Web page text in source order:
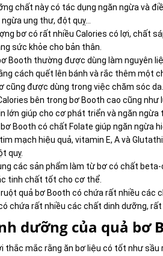
chất này có tác dụng ngăn ngừa và
ung thư, đột quỵ…
bơ có rất nhiều Calories có lợi, chất
sức khỏe cho bản thân.
Booth thường được dùng làm nguyên
cách quết lên bánh và rắc thêm một
cũng được dùng trong việc chăm sóc da.
bên trong bơ Booth cao cũng
lớn giúp cho cơ phát triển và ngăn ngừa
Booth có chất Folate giúp ngăn ngừa
mạch hiệu quả, vitamin E, A và
quỵ.
các sản phẩm làm từ bơ có chất
tinh chất tốt cho cơ thể.
quả bơ Booth có chứa rất nhiều các
chứa rất nhiều các chất dinh dưỡng,
dưỡng của quả bơ
thắc mắc rằng ăn bơ liệu có tốt như